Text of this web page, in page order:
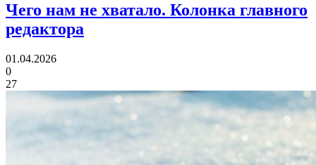
Чего нам не хватало. Колонка главного
редактора
01.04.2026
0
27